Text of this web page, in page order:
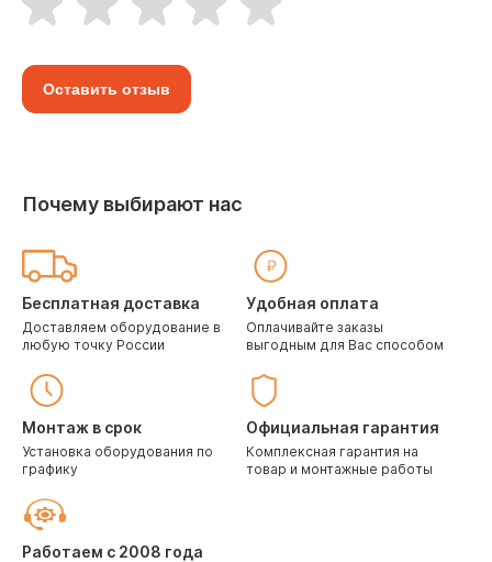
Оставить отзыв
Почему выбирают нас
Бесплатная доставка
Доставляем оборудование в
любую точку России
Удобная оплата
Оплачивайте заказы
выгодным для Вас способом
Монтаж в срок
Установка оборудования по
графику
Официальная гарантия
Комплексная гарантия на
товар и монтажные работы
Работаем с 2008 года